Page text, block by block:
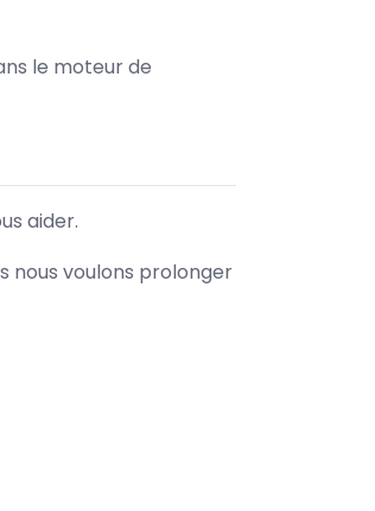
le moteur de
aider.
nous voulons prolonger